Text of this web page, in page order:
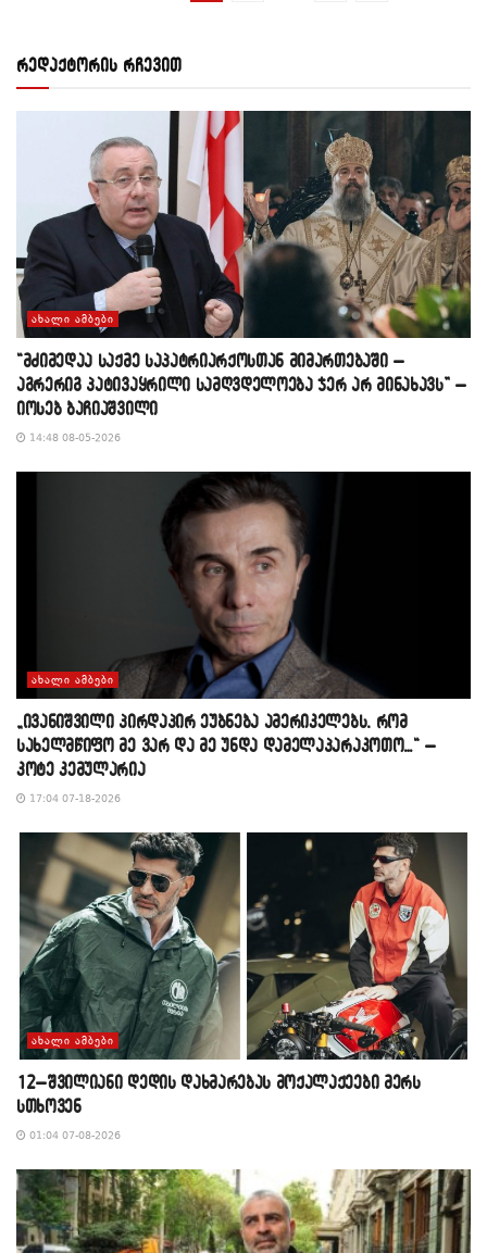
რედაქტორის რჩევით
ᲐᲮᲐᲚᲘ ᲐᲛᲑᲔᲑᲘ
“მძიმედაა საქმე საპატრიარქოსთან მიმართებაში –
აგრერიგ პატივაყრილი სამღვდელოება ჯერ არ მინახავს” –
იოსებ ბაჩიაშვილი
14:48 08-05-2026
ᲐᲮᲐᲚᲘ ᲐᲛᲑᲔᲑᲘ
„ივანიშვილი პირდაპირ ეუბნება ამერიკელებს, რომ
სახელმწიფო მე ვარ და მე უნდა დამელაპარაკოთო…“ –
კოტე კემულარია
17:04 07-18-2026
ᲐᲮᲐᲚᲘ ᲐᲛᲑᲔᲑᲘ
12–შვილიანი დედის დახმარებას მოქალაქეები მერს
სთხოვენ
01:04 07-08-2026